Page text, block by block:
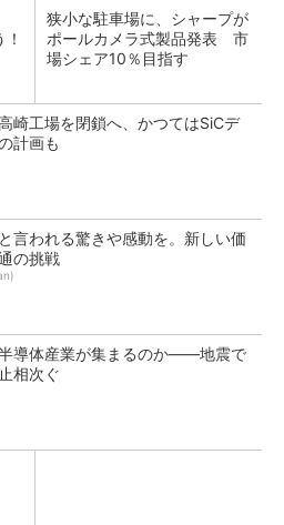
狭小な駐車場に、シャープが
ポールカメラ式製品発表 市
場シェア10％目指す
崎工場を閉鎖へ、かつてはSiCデ
計画も
言われる驚きや感動を。新しい価
の挑戦
導体産業が集まるのか――地震で
相次ぐ